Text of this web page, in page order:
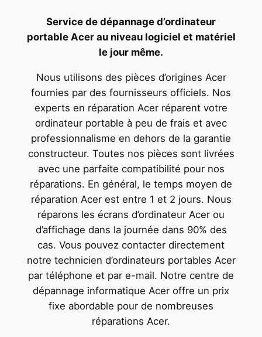
Service de dépannage d’ordinateur
portable Acer au niveau logiciel et matériel
le jour même.
Nous utilisons des pièces d’origines Acer
fournies par des fournisseurs officiels. Nos
experts en réparation Acer réparent votre
ordinateur portable à peu de frais et avec
professionnalisme en dehors de la garantie
constructeur. Toutes nos pièces sont livrées
avec une parfaite compatibilité pour nos
réparations. En général, le temps moyen de
réparation Acer est entre 1 et 2 jours. Nous
réparons les écrans d’ordinateur Acer ou
d’affichage dans la journée dans 90% des
cas. Vous pouvez contacter directement
notre technicien d’ordinateurs portables Acer
par téléphone et par e-mail. Notre centre de
dépannage informatique Acer offre un prix
fixe abordable pour de nombreuses
réparations Acer.